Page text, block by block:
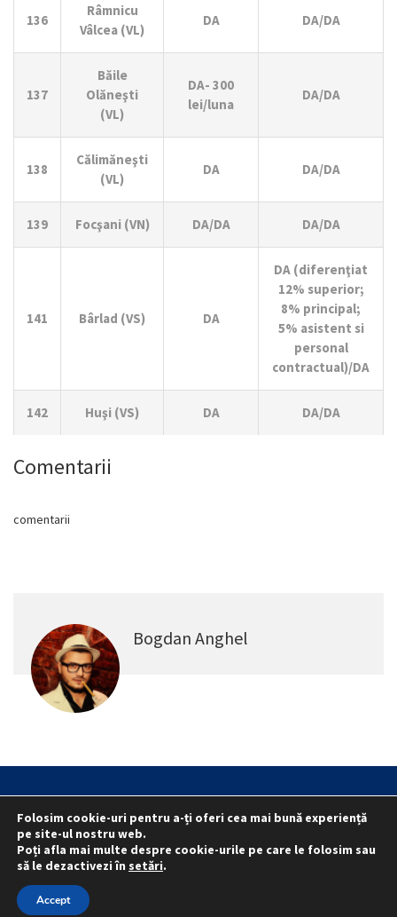
136
Râmnicu
Vâlcea (VL)
DA DA/DA
137
Băile
Olăneşti
(VL)
DA- 300
lei/luna
DA/DA
138
Călimăneşti
(VL)
DA DA/DA
139 Focşani (VN) DA/DA DA/DA
141 Bârlad (VS) DA
DA (diferenţiat
12% superior;
8% principal;
5% asistent si
personal
contractual)/DA
142 Huşi (VS) DA DA/DA
Comentarii
comentarii
Bogdan Anghel
Statut
Reprezentativitate M.A.I.
Reprezentativitate I.G.P.R. și I.P.J.-uri
Politica folosirii cookie-urilor
Politica de confidențialitate
Folosim cookie-uri pentru a-ți oferi cea mai bună experiență
pe site-ul nostru web.
Poți afla mai multe despre cookie-urile pe care le folosim sau
să le dezactivezi în setări.
Accept